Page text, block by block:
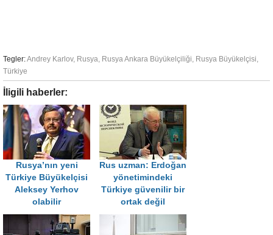
Tegler:Andrey Karlov, Rusya, Rusya Ankara Büyükelçiliği, Rusya Büyükelçisi,
Türkiye
İligili haberler:
Rusya’nın yeni
Türkiye Büyükelçisi
Aleksey Yerhov
olabilir
Rus uzman: Erdoğan
yönetimindeki
Türkiye güvenilir bir
ortak değil